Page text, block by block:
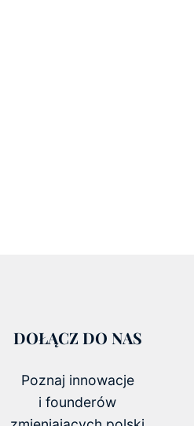
DOŁĄCZ DO NAS
Poznaj innowacje
i founderów